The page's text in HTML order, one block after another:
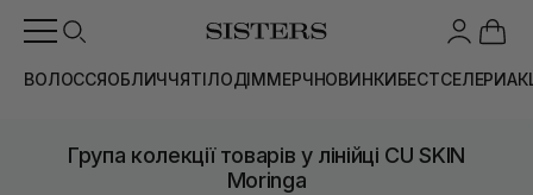
ВОЛОССЯОБЛИЧЧЯТІЛОДІММЕРЧНОВИНКИБЕСТСЕЛЕРИ
Група колекції товарів у лінійці CU SKIN
Moringa